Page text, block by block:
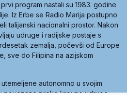
program nastali su 1983. godine
Iz Erbe se Radio Marija postupno
talijanski nacionalni prostor. Nakon
udruge i radijske postaje s
zemalja, počevši od Europe
sve do Filipina na azijskom
autonomno u svojim